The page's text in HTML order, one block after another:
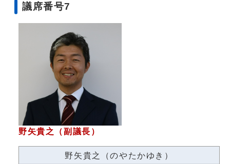
議席番号7
野矢貴之（副議長）
野矢貴之（のやたかゆき）